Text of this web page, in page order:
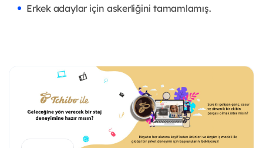
Erkek adaylar için askerliğini tamamlamış.